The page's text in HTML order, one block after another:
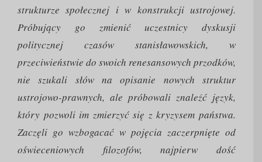
strukturze społecznej i w konstrukcji ustrojowej.
Próbujący go zmienić uczestnicy dyskusji
politycznej czasów stanisławowskich, w
przeciwieństwie do swoich renesansowych przodków,
nie szukali słów na opisanie nowych struktur
ustrojowo-prawnych, ale próbowali znaleźć język,
który pozwoli im zmierzyć się z kryzysem państwa.
Zaczęli go wzbogacać w pojęcia zaczerpnięte od
oświeceniowych filozofów, najpierw dość